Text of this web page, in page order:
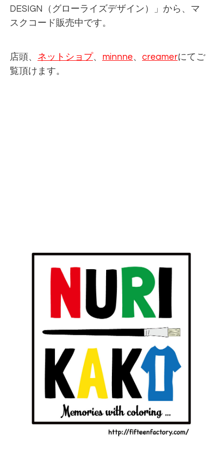
DESIGN（グローライズデザイン）」から、マ
スクコード販売中です。
店頭、 ネットショプ、 minnne、 creamerにてご
覧頂けます。